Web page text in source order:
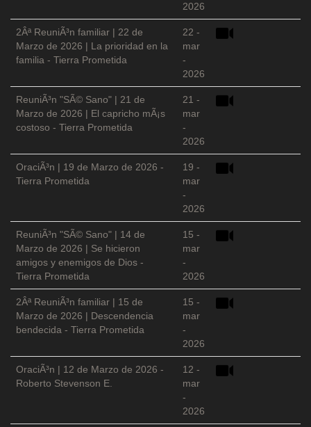
2026
2Âª ReuniÃ³n familiar | 22 de
Marzo de 2026 | La prioridad en la
familia - Tierra Prometida
22 -
mar
-
2026
ReuniÃ³n "SÃ© Sano" | 21 de
Marzo de 2026 | El capricho mÃ¡s
costoso - Tierra Prometida
21 -
mar
-
2026
OraciÃ³n | 19 de Marzo de 2026 -
Tierra Prometida
19 -
mar
-
2026
ReuniÃ³n "SÃ© Sano" | 14 de
Marzo de 2026 | Se hicieron
amigos y enemigos de Dios -
Tierra Prometida
15 -
mar
-
2026
2Âª ReuniÃ³n familiar | 15 de
Marzo de 2026 | Descendencia
bendecida - Tierra Prometida
15 -
mar
-
2026
OraciÃ³n | 12 de Marzo de 2026 -
Roberto Stevenson E.
12 -
mar
-
2026